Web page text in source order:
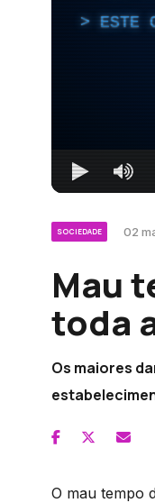
ESTE
SOCIEDADE 02
Mau
toda
Os maiores
O mau tempo